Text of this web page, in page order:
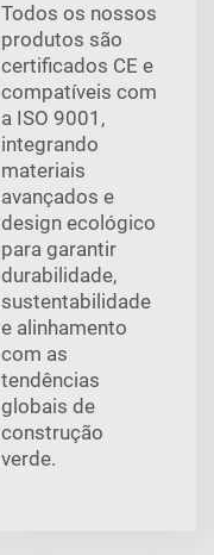
Todos os nossos
produtos são
certificados CE e
compatíveis com
a ISO 9001,
integrando
materiais
avançados e
design ecológico
para garantir
durabilidade,
sustentabilidade
e alinhamento
com as
tendências
globais de
construção
verde.